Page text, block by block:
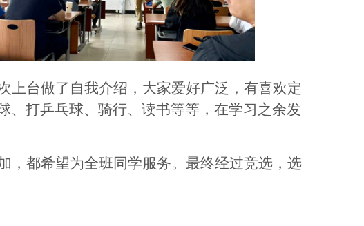
上台做了自我介绍，大家爱好广泛，有喜欢定
、打乒乓球、骑行、读书等等，在学习之余发
，都希望为全班同学服务。最终经过竞选，选